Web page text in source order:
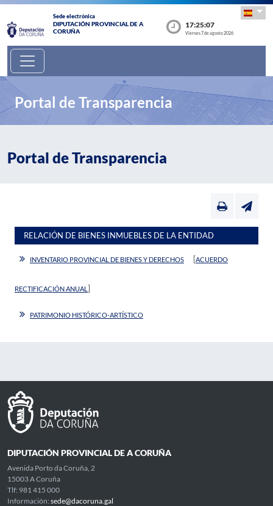
Sede electrónica
DIPUTACIÓN PROVINCIAL DE A
CORUÑA
17:25:08
Viernes 7 de agosto 2026
Portal de Transparencia
Portal de Transparencia
RELACIÓN DE BIENES INMUEBLES DE LA ENTIDAD
INVENTARIO PROVINCIAL DE BIENES Y DERECHOS [ACUERDO
RECTIFICACIÓN ANUAL ]
PATRIMONIO HISTÓRICO-ARTÍSTICO
DIPUTACIÓN PROVINCIAL DE A CORUÑA
Avenida Porto da Coruña, 2
15003 A Coruña
Tlf: 981 415 000
Información: sede@dacoruna.gal